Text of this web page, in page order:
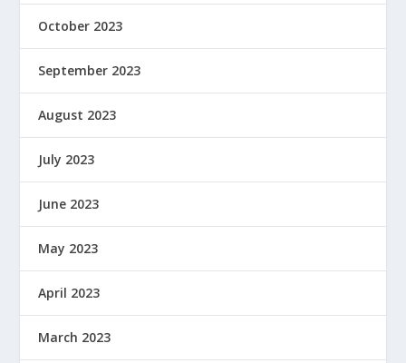
October 2023
September 2023
August 2023
July 2023
June 2023
May 2023
April 2023
March 2023